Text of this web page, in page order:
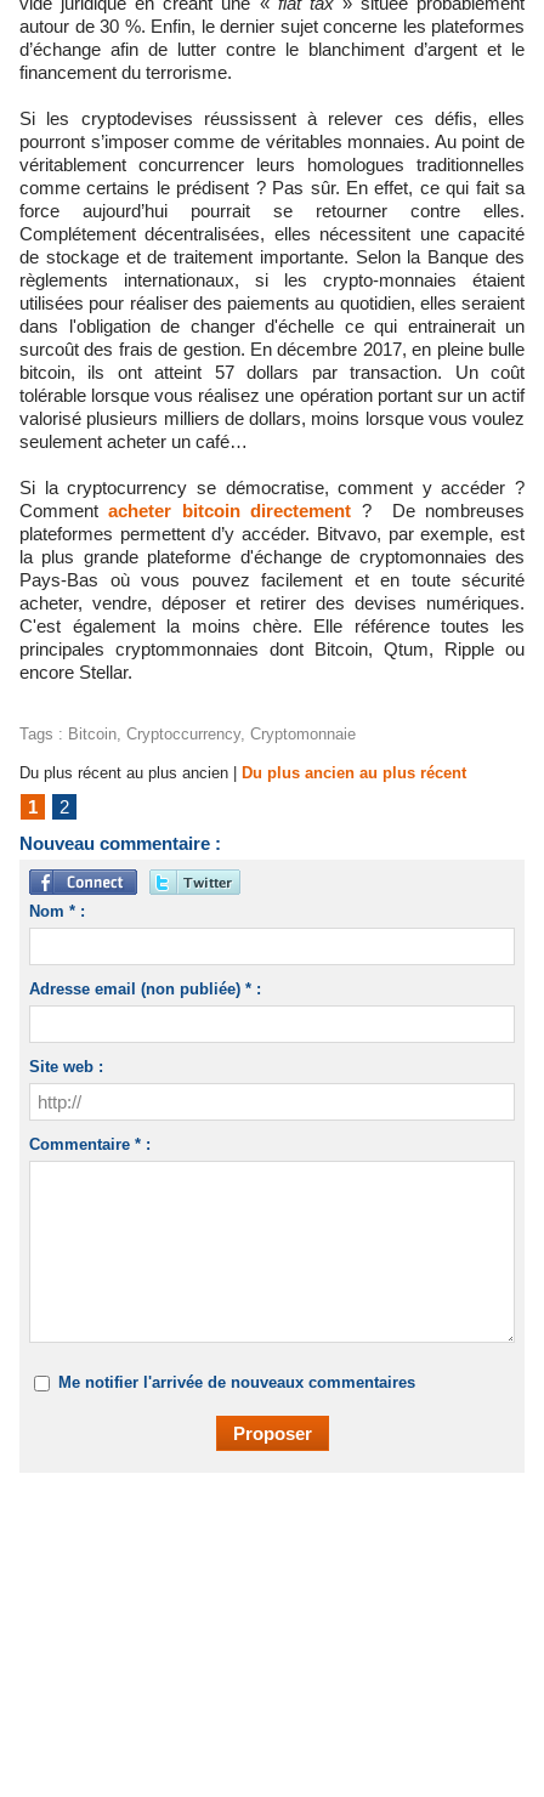
autour de 30 %. Enfin, le dernier sujet concerne les plateformes
d’échange afin de lutter contre le blanchiment d’argent et le
financement du terrorisme.
Si les cryptodevises réussissent à relever ces défis, elles
pourront s’imposer comme de véritables monnaies. Au point de
véritablement concurrencer leurs homologues traditionnelles
comme certains le prédisent ? Pas sûr. En effet, ce qui fait sa
force aujourd’hui pourrait se retourner contre elles.
Complétement décentralisées, elles nécessitent une capacité
de stockage et de traitement importante. Selon la Banque des
règlements internationaux, si les crypto-monnaies étaient
utilisées pour réaliser des paiements au quotidien, elles seraient
dans l'obligation de changer d'échelle ce qui entrainerait un
surcoût des frais de gestion. En décembre 2017, en pleine bulle
bitcoin, ils ont atteint 57 dollars par transaction. Un coût
tolérable lorsque vous réalisez une opération portant sur un actif
valorisé plusieurs milliers de dollars, moins lorsque vous voulez
seulement acheter un café…
Si la cryptocurrency se démocratise, comment y accéder ?
Commentacheter bitcoin directement ? De nombreuses
plateformes permettent d’y accéder. Bitvavo, par exemple, est
la plus grande plateforme d'échange de cryptomonnaies des
Pays-Bas où vous pouvez facilement et en toute sécurité
acheter, vendre, déposer et retirer des devises numériques.
C'est également la moins chère. Elle référence toutes les
principales cryptommonnaies dont Bitcoin, Qtum, Ripple ou
encore Stellar.
Tags : Bitcoin, Cryptoccurrency, Cryptomonnaie
Du plus récent au plus ancien Du plus ancien au plus récent
1
2
Nouveau commentaire :
Nom * :
Adresse email (non publiée) * :
Site web :
Commentaire * :
Me notifier l'arrivée de nouveaux commentaires